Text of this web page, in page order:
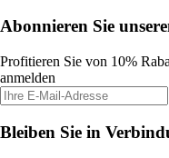
Abonnieren Sie
Profitieren Sie von 10%
anmelden
Bleiben Sie in